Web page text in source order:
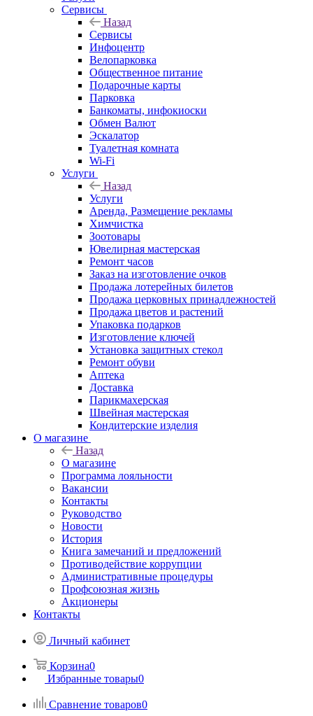
Сервисы
Назад
Сервисы
Инфоцентр
Велопарковка
Общественное питание
Подарочные карты
Парковка
Банкоматы, инфокиоски
Обмен Валют
Эскалатор
Туалетная комната
Wi-Fi
Услуги
Назад
Услуги
Аренда, Размещение рекламы
Химчистка
Зоотовары
Ювелирная мастерская
Ремонт часов
Заказ на изготовление очков
Продажа лотерейных билетов
Продажа церковных принадлежностей
Продажа цветов и растений
Упаковка подарков
Изготовление ключей
Установка защитных стекол
Ремонт обуви
Аптека
Доставка
Парикмахерская
Швейная мастерская
Кондитерские изделия
О магазине
Назад
О магазине
Программа лояльности
Вакансии
Контакты
Руководство
Новости
История
Книга замечаний и предложений
Противодействие коррупции
Административные процедуры
Профсоюзная жизнь
Акционеры
Контакты
Личный кабинет
Корзина0
Избранные товары0
Сравнение товаров0